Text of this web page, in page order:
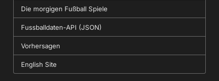
Die morgigen Fußball Spiele
Fussballdaten-API (JSON)
Vorhersagen
English Site